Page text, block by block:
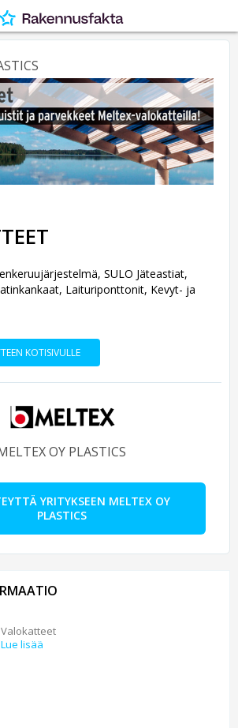
SULO Jäteastiat,
Laituriponttonit, Kevyt- ja
KOTISIVULLE
OY PLASTICS
YRITYKSEEN MELTEX OY
PLASTICS
Valokatteet
Lue lisää